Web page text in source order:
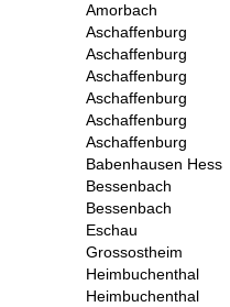
Amorbach
Aschaffenburg
Aschaffenburg
Aschaffenburg
Aschaffenburg
Aschaffenburg
Aschaffenburg
Babenhausen Hess
Bessenbach
Bessenbach
Eschau
Grossostheim
Heimbuchenthal
Heimbuchenthal